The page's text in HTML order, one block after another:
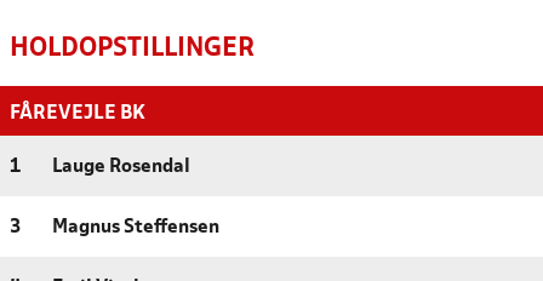
HOLDOPSTILLINGER
FÅREVEJLE BK
1 Lauge Rosendal
3 Magnus Steffensen